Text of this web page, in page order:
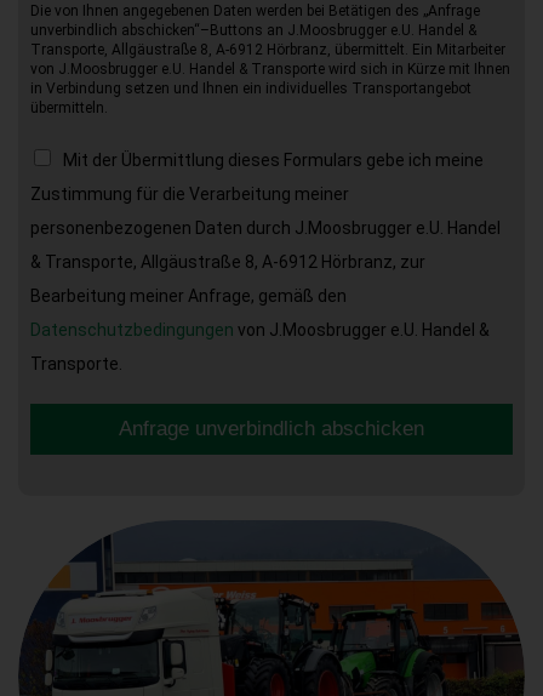
Die von Ihnen angegebenen Daten werden bei Betätigen des „Anfrage
unverbindlich abschicken“–Buttons an J.Moosbrugger e.U. Handel &
Transporte, Allgäustraße 8, A-6912 Hörbranz, übermittelt. Ein Mitarbeiter
von J.Moosbrugger e.U. Handel & Transporte wird sich in Kürze mit Ihnen
in Verbindung setzen und Ihnen ein individuelles Transportangebot
übermitteln.
Mit der Übermittlung dieses Formulars gebe ich meine
Zustimmung für die Verarbeitung meiner
personenbezogenen Daten durch J.Moosbrugger e.U. Handel
& Transporte, Allgäustraße 8, A-6912 Hörbranz, zur
Bearbeitung meiner Anfrage, gemäß den
Datenschutzbedingungen von J.Moosbrugger e.U. Handel &
Transporte.
Anfrage unverbindlich abschicken